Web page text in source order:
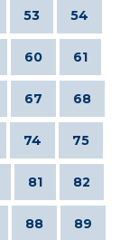
53 54
60 61
67 68
74 75
81 82
88 89